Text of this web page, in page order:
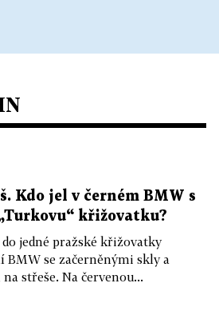
Kdo jel v černém BMW s
křižovatku?
jedné pražské křižovatky
se začerněnými skly a
střeše. Na červenou...